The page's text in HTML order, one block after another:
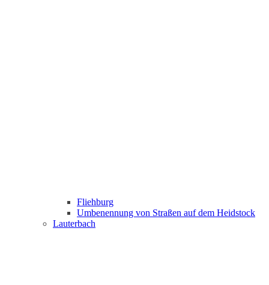
Fliehburg
Umbenennung von Straßen auf dem Heidstock
Lauterbach